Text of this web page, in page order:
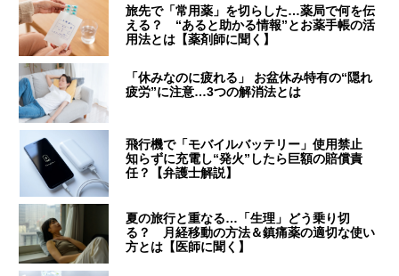
旅先で「常用薬」を切らした…薬局で何を伝
える？ “あると助かる情報”とお薬手帳の活
用法とは【薬剤師に聞く】
「休みなのに疲れる」 お盆休み特有の“隠れ
疲労”に注意…3つの解消法とは
飛行機で「モバイルバッテリー」使用禁止
知らずに充電し“発火”したら巨額の賠償責
任？【弁護士解説】
夏の旅行と重なる…「生理」どう乗り切
る？ 月経移動の方法＆鎮痛薬の適切な使い
方とは【医師に聞く】